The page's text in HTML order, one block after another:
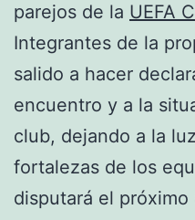
parejos de la UEFA
Integrantes de la
salido a hacer
encuentro y a la
club, dejando a la
fortalezas de los
disputará el